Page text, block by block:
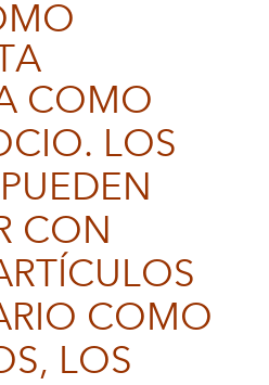
COMO
LOS
CON
COMO
LOS